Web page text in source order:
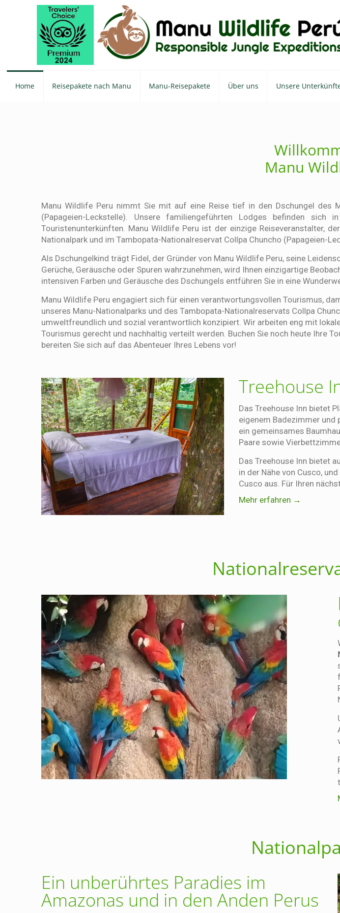
Home Reisepakete nach Manu Manu-Reisepakete Über uns Unsere
Manu
Manu Wildlife Peru nimmt Sie mit auf eine Reise tief in den Dschungel des
(Papageien-Leckstelle). Unsere familiengeführten Lodges befinden
Touristenunterkünften. Manu Wildlife Peru ist der einzige Reiseveranstalter,
Nationalpark und im Tambopata-Nationalreservat Collpa Chuncho (Papageien-
Als Dschungelkind trägt Fidel, der Gründer von Manu Wildlife Peru, seine
Gerüche, Geräusche oder Spuren wahrzunehmen, wird Ihnen einzigartige
intensiven Farben und Geräusche des Dschungels entführen Sie in eine
Manu Wildlife Peru engagiert sich für einen verantwortungsvollen Tourismus,
unseres Manu-Nationalparks und des Tambopata-Nationalreservats Collpa
umweltfreundlich und sozial verantwortlich konzipiert. Wir arbeiten eng mit
Tourismus gerecht und nachhaltig verteilt werden. Buchen Sie noch heute Ihre
bereiten Sie sich auf das Abenteuer Ihres Lebens vor!
Treehouse
Das Treehouse Inn bietet
eigenem Badezimmer und
ein gemeinsames
Paare sowie
Das Treehouse Inn bietet
in der Nähe von Cusco,
Cusco aus. Für Ihren
Mehr erfahren →
Ein unberührtes Paradies im
Amazonas und in den Anden Perus